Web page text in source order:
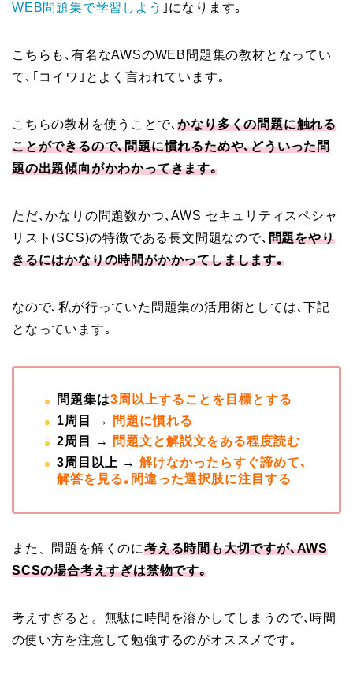
WEB問題集で学習しよう ｣になります｡
こちらも､有名なAWSのWEB問題集の教材となってい
て､｢コイワ｣とよく言われています｡
こちらの教材を使うことで､かなり多くの問題に触れる
ことができるので､問題に慣れるためや､どういった問
題の出題傾向がかわかってきます｡
ただ､かなりの問題数かつ､AWS セキュリティスペシャ
リスト(SCS)の特徴である長文問題なので､ 問題をやり
きるにはかなりの時間がかかってしまします｡
なので､私が行っていた問題集の活用術としては､下記
となっています｡
問題集は3周以上することを目標とする
1周目 →
問題に慣れる
2周目 →
問題文と解説文をある程度読む
3周目以上 → 解けなかったらすぐ諦めて､
解答を見る｡間違った選択肢に注目する
また、問題を解くのに考える時間も大切ですが､AWS
SCSの場合考えすぎは禁物です｡
考えすぎると。無駄に時間を溶かしてしまうので､時間
の使い方を注意して勉強するのがオススメです｡